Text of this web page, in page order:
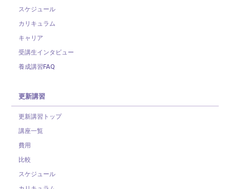
スケジュール
カリキュラム
キャリア
受講生インタビュー
養成講習FAQ
更新講習
更新講習トップ
講座一覧
費用
比較
スケジュール